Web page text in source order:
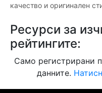
качество и оригинален
Ресурси за
рейтингите:
Само регистрирани
данните.